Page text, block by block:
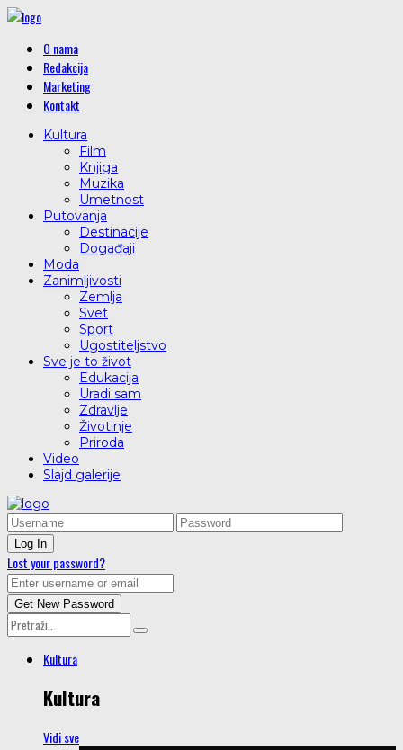
O nama
Redakcija
Marketing
Kontakt
Kultura
Film
Knjiga
Muzika
Umetnost
Putovanja
Destinacije
Događaji
Moda
Zanimljivosti
Zemlja
Svet
Sport
Ugostiteljstvo
Sve je to život
Edukacija
Uradi sam
Zdravlje
Životinje
Priroda
Video
Slajd galerije
Lost your password?
Kultura
Kultura
Vidi sve